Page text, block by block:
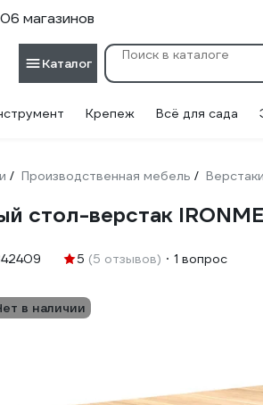
магазинов
Каталог
Крепеж Всё для сада
/ Производственная мебель /
стол-верстак
5 (5 отзывов) 1 вопрос
в наличии